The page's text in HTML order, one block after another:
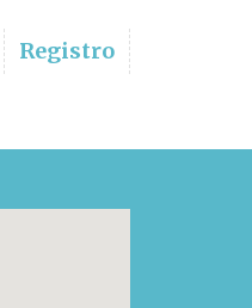
Registro